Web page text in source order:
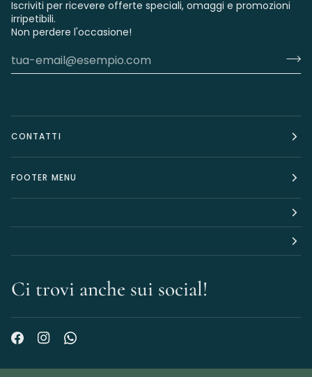
Iscriviti per ricevere offerte speciali, omaggi e promozioni
irripetibili.
Non perdere l'occasione!
CONTATTI
FOOTER MENU
Ci trovi anche sui social!